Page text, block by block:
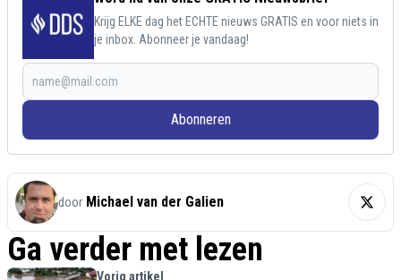
Krijg ELKE dag het ECHTE nieuws GRATIS en voor niets in
je inbox. Abonneer je vandaag!
Abonneren
door Michael van der Galien
Ga verder met lezen
Vorig artikel